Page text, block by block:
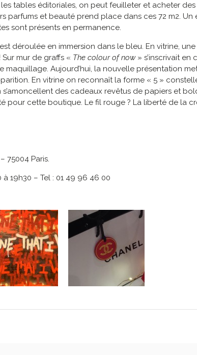
tables éditoriales, on peut feuilleter et acheter
parfums et beauté prend place dans ces 72 m2.
sont présents en permanence.
déroulée en immersion dans le bleu. En vitrine,
mur de graffs « The colour of now » s’inscrivait
Aujourd’hui, la nouvelle présentation
En vitrine on reconnaît la forme « 5 »
des cadeaux revêtus de papiers et
pour cette boutique. Le fil rouge ? La liberté de la
75004 Paris.
19h30 – Tel : 01 49 96 46 00